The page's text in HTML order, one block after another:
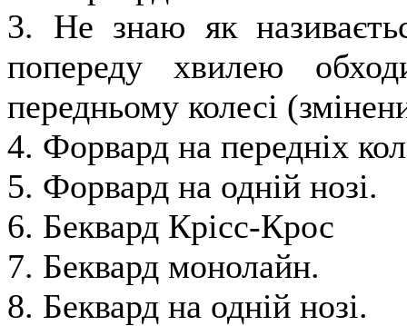
3. Не знаю як
попереду хвилею
передньому колесі
4. Форвард на передніх
5. Форвард на одній нозі.
6. Беквард Крісс-Крос
7. Беквард монолайн.
8. Беквард на одній нозі.